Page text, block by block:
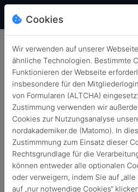
User
Assistenzsysteme:
wir heute?
Lösungen
Zurück 21. Juni
Cookies
Wir verwenden auf unserer
ähnliche Technologien. Bestimmte
Funktionieren der Webseite
insbesondere für den
von Formularen (ALTCHA)
Zustimmung verwenden wir
Cookies zur Nutzungsanalyse
nordakademiker.de (Matomo). In
Zustimmmung zum Einsatz dieser
Rechtsgrundlage für die
können entweder alle optionalen
oder verweigern, indem Sie auf „alle
auf „nur notwendige Cookies“